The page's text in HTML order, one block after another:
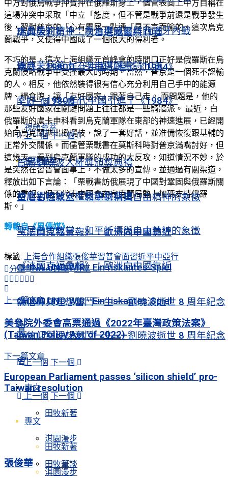
瑞典茉莉第十二次自選題畫詩10首
幸好，1980年代中國引進了《1984》
上一個 下一個
視頻薈萃
首屆劉曉波人權獎頒獎典禮
聖尼古拉教堂：和平祈禱與自由精神的象徵
《法蘭克福彙報》：歐洲向中國靠近
CHINA UND WIR · Ein riskantes Spiel
為信仰與理想奮鬥一生——劉曉波逝世 8 周年紀念
會
上一個 下一個
專文
田牧新著
淇園漫步
田牧筆談
水晶般的精神：喬治奧威爾與西班牙內戰
瑞典茉莉第十二次自選題畫詩10首
幸好，1980年代中國引進了《1984》
上一個 下一個
視頻薈萃
首屆劉曉波人權獎頒獎典禮
聖尼古拉教堂：和平祈禱與自由精神的象徵
《法蘭克福彙報》：歐洲向中國靠近
CHINA UND WIR · Ein riskantes Spiel
為信仰與理想奮鬥一生——劉曉波逝世 8 周年紀念
會
上一個 下一個
專文
田牧新著
淇園漫步
中方對俄烏戰爭押寶押在俄羅斯身上，儘管表面上中方自稱在
這場沖突中采取「中立「態度，但不管是戰爭前還是戰爭發生
後，習對普京的「心有靈犀一點通「是不言而喻的。這次烏克
蘭戰爭，又使得中國成了一個很大的得利者。
不巧的是，這次上海組織元首峰會的時間口正好是俄羅斯在烏
克蘭侵略戰爭中受挫最大的時期。當然，普京是一個死不認輸
的人。相反，他依然裝得很有信心充分利用自己手中的能源
牌、糧食牌，讓「友好國家」跟著自己走。 而問題是，他的
那些友好國家在關鍵問題上往往都是一些騎牆派。 最近，白
俄羅斯的盧卡申科看到烏克蘭軍隊在東部的神速進展，已經開
始向烏克蘭拋出橄欖枝，說了一套好話，並准備恢復跟基輔的
正常外交關係。而儘管栗戰書在莫斯科時對普京滿嘴討好，但
這幾天一看到烏克蘭軍隊的成功的大反攻，知道情況不妙，於
是突然在習普會面事上，不做太多的宣傳。並通過有關渠道，
釋放出如下言論：「栗戰書訪俄展現了中國對鞏固與俄羅斯關
係的重視，但不代表中國會在烏克蘭局勢上加碼支持俄羅
斯。」
轉載自《風傳媒》
標籤: 上海合作組織張俊華習普會面習近平中亞行
分享 Tweet分享 分享
上一篇文章
美參院外委會高票通過《2022年臺灣政策法案》
(Taiwan Policy Act of 2022)
下一篇文章
European Parliament passes ‘silicon shield’ pro-
Taiwan resolution
張俊華